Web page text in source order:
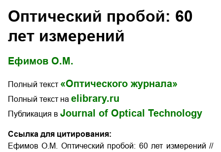
Оптический пробой: 60
лет измерений
Ефимов О.М.
Полный текст «Оптического журнала»
Полный текст на elibrary.ru
Публикация в Journal of Optical Technology
Ссылка для цитирования:
Ефимов О.М. Оптический пробой: 60 лет измерений //